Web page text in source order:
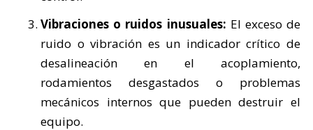
Vibraciones o ruidos inusuales: El exceso de
ruido o vibración es un indicador crítico de
desalineación en el acoplamiento,
rodamientos desgastados o problemas
mecánicos internos que pueden destruir el
equipo.